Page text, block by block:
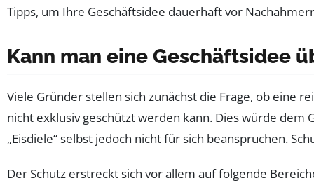
Tipps, um Ihre Geschäftsidee dauerhaft vor
Kann man eine Geschäftsidee
Viele Gründer stellen sich zunächst die Frage, ob eine
nicht exklusiv geschützt werden kann. Dies würde
„Eisdiele“ selbst jedoch nicht für sich beanspruchen.
Der Schutz erstreckt sich vor allem auf folgende